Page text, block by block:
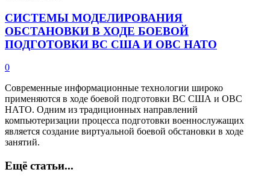
СИСТЕМЫ МОДЕЛИРОВАНИЯ
ОБСТАНОВКИ В ХОДЕ БОЕВОЙ
ПОДГОТОВКИ ВС США И ОВС НАТО
0
Современные информационные технологии широко
применяются в ходе боевой подготовки ВС США и ОВС
НАТО. Одним из традиционных направлений
компьютеризации процесса подготовки военнослужащих
является создание виртуальной боевой обстановки в ходе
занятий.
Ещё статьи...